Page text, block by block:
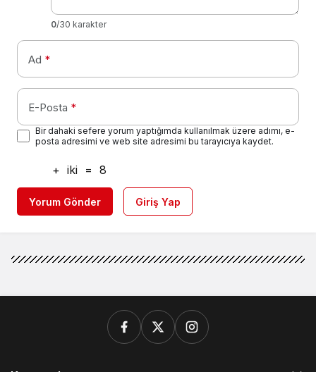
0/30 karakter
Ad *
E-Posta *
Bir dahaki sefere yorum yaptığımda kullanılmak üzere adımı, e-
posta adresimi ve web site adresimi bu tarayıcıya kaydet.
+ iki = 8
Yorum Gönder Giriş Yap